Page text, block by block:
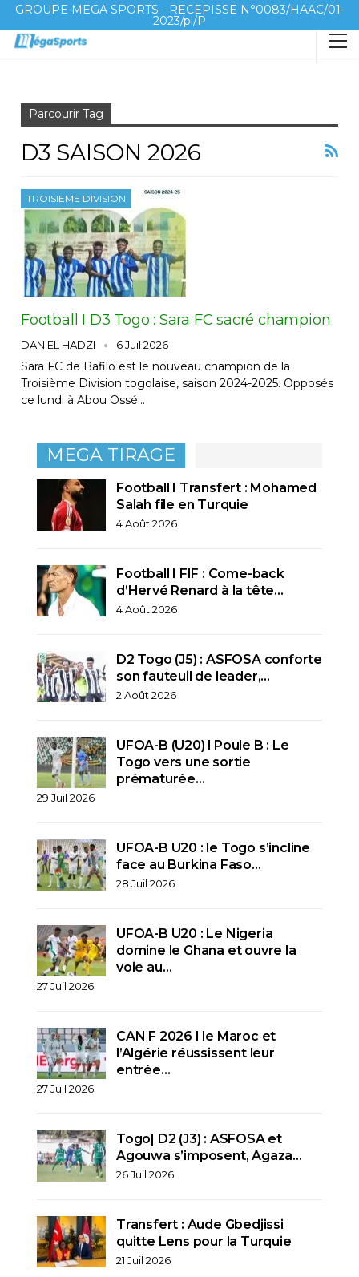
GROUPE MEGA SPORTS - RECEPISSE N°0083/HAAC/01-
2023/pl/P
Parcourir Tag
D3 SAISON 2026
TROISIEME DIVISION
Football I D3 Togo : Sara FC sacré champion
DANIEL HADZI 6 Juil 2026
Sara FC de Bafilo est le nouveau champion de la
Troisième Division togolaise, saison 2024-2025. Opposés
ce lundi à Abou Ossé…
MEGA TIRAGE
Football I Transfert : Mohamed
Salah file en Turquie
4 Août 2026
Football I FIF : Come-back
d’Hervé Renard à la tête…
4 Août 2026
D2 Togo (J5) : ASFOSA conforte
son fauteuil de leader,…
2 Août 2026
UFOA-B (U20) l Poule B : Le
Togo vers une sortie
prématurée…
29 Juil 2026
UFOA-B U20 : le Togo s’incline
face au Burkina Faso…
28 Juil 2026
UFOA-B U20 : Le Nigeria
domine le Ghana et ouvre la
voie au…
27 Juil 2026
CAN F 2026 I le Maroc et
l’Algérie réussissent leur
entrée…
27 Juil 2026
Togo| D2 (J3) : ASFOSA et
Agouwa s’imposent, Agaza…
26 Juil 2026
Transfert : Aude Gbedjissi
quitte Lens pour la Turquie
21 Juil 2026